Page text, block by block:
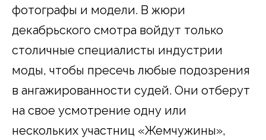
фотографы и модели. В жюри
декабрьского смотра войдут только
столичные специалисты индустрии
моды, чтобы пресечь любые подозрения
в ангажированности судей. Они отберут
на свое усмотрение одну или
нескольких участниц «Жемчужины»,